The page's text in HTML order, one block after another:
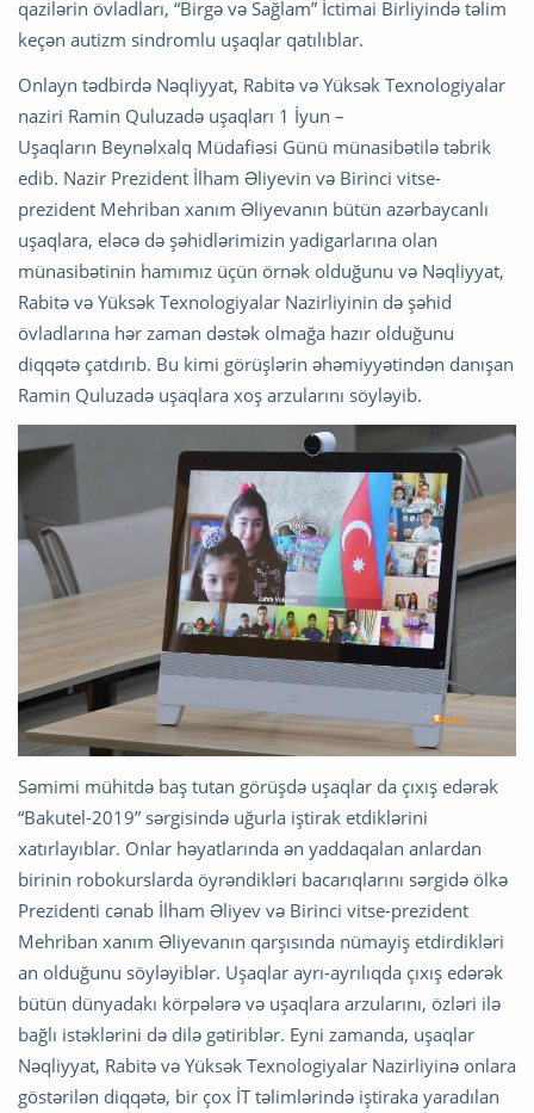
qazilərin övladları, “Birgə və Sağlam” İctimai Birliyində təlim
keçən autizm sindromlu uşaqlar qatılıblar.
Onlayn tədbirdə Nəqliyyat, Rabitə və Yüksək Texnologiyalar
naziri Ramin Quluzadə uşaqları 1 İyun –
Uşaqların Beynəlxalq Müdafiəsi Günü münasibətilə təbrik
edib. Nazir Prezident İlham Əliyevin və Birinci vitse-
prezident Mehriban xanım Əliyevanın bütün azərbaycanlı
uşaqlara, eləcə də şəhidlərimizin yadigarlarına olan
münasibətinin hamımız üçün örnək olduğunu və Nəqliyyat,
Rabitə və Yüksək Texnologiyalar Nazirliyinin də şəhid
övladlarına hər zaman dəstək olmağa hazır olduğunu
diqqətə çatdırıb. Bu kimi görüşlərin əhəmiyyətindən danışan
Ramin Quluzadə uşaqlara xoş arzularını söyləyib.
Səmimi mühitdə baş tutan görüşdə uşaqlar da çıxış edərək
“Bakutel-2019” sərgisində uğurla iştirak etdiklərini
xatırlayıblar. Onlar həyatlarında ən yaddaqalan anlardan
birinin robokurslarda öyrəndikləri bacarıqlarını sərgidə ölkə
Prezidenti cənab İlham Əliyev və Birinci vitse-prezident
Mehriban xanım Əliyevanın qarşısında nümayiş etdirdikləri
an olduğunu söyləyiblər. Uşaqlar ayrı-ayrılıqda çıxış edərək
bütün dünyadakı körpələrə və uşaqlara arzularını, özləri ilə
bağlı istəklərini də dilə gətiriblər. Eyni zamanda, uşaqlar
Nəqliyyat, Rabitə və Yüksək Texnologiyalar Nazirliyinə onlara
göstərilən diqqətə, bir çox İT təlimlərində iştiraka yaradılan